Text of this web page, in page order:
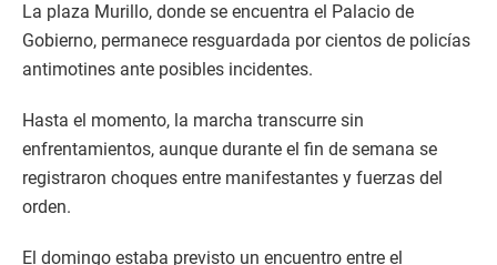
La plaza Murillo, donde se encuentra el Palacio de
Gobierno, permanece resguardada por cientos de policías
antimotines ante posibles incidentes.
Hasta el momento, la marcha transcurre sin
enfrentamientos, aunque durante el fin de semana se
registraron choques entre manifestantes y fuerzas del
orden.
El domingo estaba previsto un encuentro entre el